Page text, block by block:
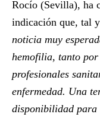
Rocío (Sevilla), ha
indicación que, tal
noticia muy
hemofilia, tanto
profesionales
enfermedad. Una
disponibilidad para